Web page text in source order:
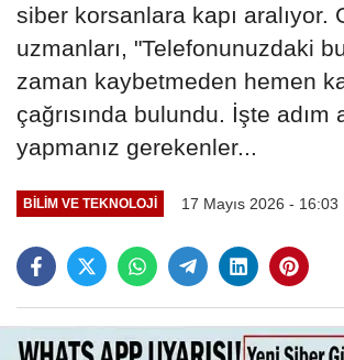
siber korsanlara kapı aralıyor.
uzmanları, "Telefonunuzdaki
zaman kaybetmeden hemen
çağrısında bulundu. İşte adım
yapmanız gerekenler...
BILIM VE TEKNOLOJI 17 Mayıs 2026 - 16:03